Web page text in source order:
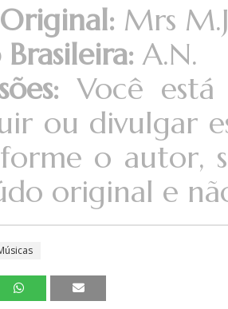
Mrs
Brasileira:A.N.
Você
ou divulgar
o autor,
original e